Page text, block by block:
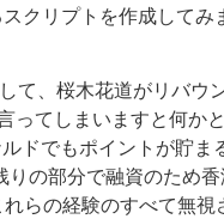
クリプトを作成して
て、桜木花道がリバ
てしまいますと何
ドでもポイントが貯
の部分で融資のため
らの経験のすべて無